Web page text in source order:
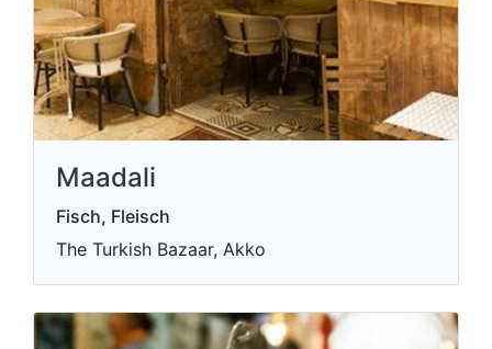
Maadali
Fisch, Fleisch
The Turkish Bazaar, Akko